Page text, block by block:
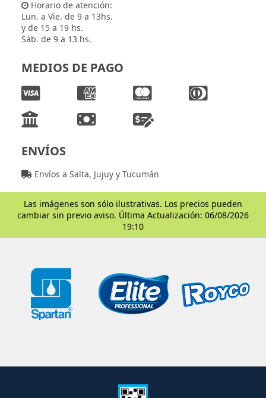
Horario de atención:
Lun. a Vie. de 9 a 13hs.
y de 15 a 19 hs.
Sáb. de 9 a 13 hs.
MEDIOS DE PAGO
ENVÍOS
Envíos a Salta, Jujuy y Tucumán
Las imágenes son sólo ilustrativas. Los precios pueden
cambiar sin previo aviso. Última Actualización: 06/08/2026
19:10